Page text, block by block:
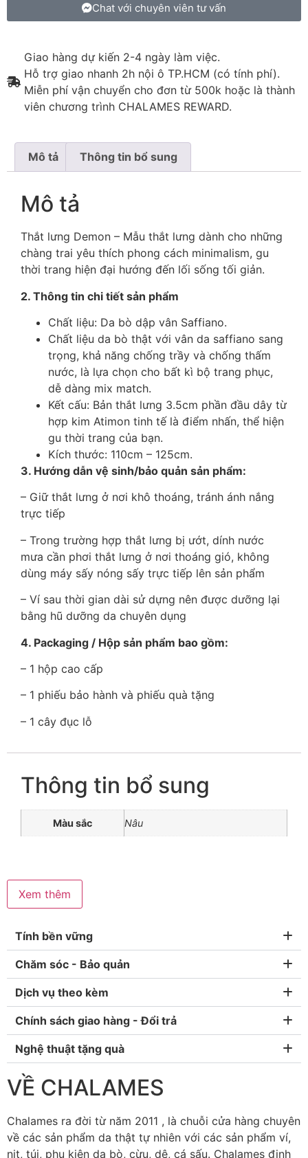
Chat với chuyên viên tư vấn
Giao hàng dự kiến 2-4 ngày làm việc.
Hỗ trợ giao nhanh 2h nội ô TP.HCM (có tính phí).
Miễn phí vận chuyển cho đơn từ 500k hoặc là thành
viên chương trình CHALAMES REWARD.
Mô tả Thông tin bổ sung
Mô tả
Thắt lưng Demon – Mẫu thắt lưng dành cho những
chàng trai yêu thích phong cách minimalism, gu
thời trang hiện đại hướng đến lối sống tối giản.
2. Thông tin chi tiết sản phẩm
Chất liệu: Da bò dập vân Saffiano.
Chất liệu da bò thật với vân da saffiano sang
trọng, khả năng chống trầy và chống thấm
nước, là lựa chọn cho bất kì bộ trang phục,
dễ dàng mix match.
Kết cấu: Bản thắt lưng 3.5cm phần đầu dây từ
hợp kim Atimon tinh tế là điểm nhấn, thể hiện
gu thời trang của bạn.
Kích thước: 110cm – 125cm.
3. Hướng dẫn vệ sinh/bảo quản sản phẩm:
– Giữ thắt lưng ở nơi khô thoáng, tránh ánh nắng
trực tiếp
– Trong trường hợp thắt lưng bị ướt, dính nước
mưa cần phơi thắt lưng ở nơi thoáng gió, không
dùng máy sấy nóng sấy trực tiếp lên sản phẩm
– Ví sau thời gian dài sử dựng nên được dưỡng lại
bằng hũ dưỡng da chuyên dụng
4. Packaging / Hộp sản phẩm bao gồm:
– 1 hộp cao cấp
– 1 phiếu bảo hành và phiếu quà tặng
– 1 cây đục lỗ
Thông tin bổ sung
Màu sắc Nâu
Xem thêm
Tính bền vững
Chăm sóc - Bảo quản
Dịch vụ theo kèm
Chính sách giao hàng - Đổi trả
Nghệ thuật tặng quà
VỀ CHALAMES
Chalames ra đời từ năm 2011 , là chuỗi cửa hàng chuyên
về các sản phẩm da thật tự nhiên với các sản phẩm ví,
nịt, túi, phụ kiện da bò, cừu, dê, cá sấu. Chalames định